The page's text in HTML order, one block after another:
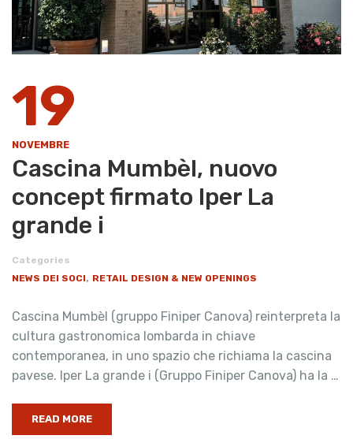
19
NOVEMBRE
Cascina Mumbèl, nuovo
concept firmato Iper La
grande i
Categories
NEWS DEI SOCI, RETAIL DESIGN & NEW OPENINGS
Cascina Mumbèl (gruppo Finiper Canova) reinterpreta la
cultura gastronomica lombarda in chiave
contemporanea, in uno spazio che richiama la cascina
pavese. Iper La grande i (Gruppo Finiper Canova) ha la …
READ MORE